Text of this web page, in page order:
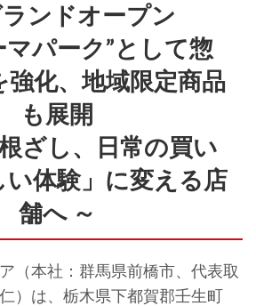
ンドオープン
マパーク”として惣
強化、地域限定商品
も展開
ざし、日常の買い
い体験」に変える店
舗へ ～
（本社：群馬県前橋市、代表取
）は、栃木県下都賀郡壬生町